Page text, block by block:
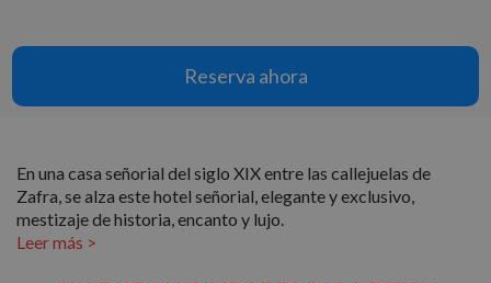
Reserva ahora
En una casa señorial del siglo XIX entre las callejuelas de
Zafra, se alza este hotel señorial, elegante y exclusivo,
mestizaje de historia, encanto y lujo.